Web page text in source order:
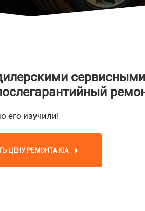
его изучили!
ЦЕНУ РЕМОНТА KIA